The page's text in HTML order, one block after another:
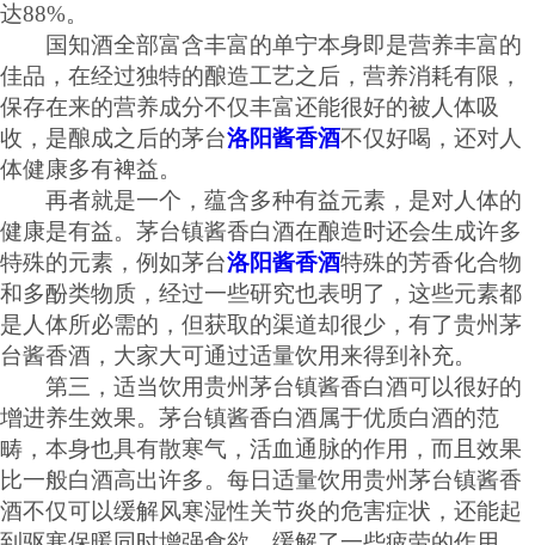
达88%。
国知酒全部富含丰富的单宁本身即是营养丰富的
佳品，在经过独特的酿造工艺之后，营养消耗有限，
保存在来的营养成分不仅丰富还能很好的被人体吸
收，是酿成之后的茅台洛阳酱香酒不仅好喝，还对人
体健康多有裨益。
再者就是一个，蕴含多种有益元素，是对人体的
健康是有益。茅台镇酱香白酒在酿造时还会生成许多
特殊的元素，例如茅台洛阳酱香酒特殊的芳香化合物
和多酚类物质，经过一些研究也表明了，这些元素都
是人体所必需的，但获取的渠道却很少，有了贵州茅
台酱香酒，大家大可通过适量饮用来得到补充。
第三，适当饮用贵州茅台镇酱香白酒可以很好的
增进养生效果。茅台镇酱香白酒属于优质白酒的范
畴，本身也具有散寒气，活血通脉的作用，而且效果
比一般白酒高出许多。每日适量饮用贵州茅台镇酱香
酒不仅可以缓解风寒湿性关节炎的危害症状，还能起